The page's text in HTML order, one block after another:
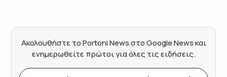
Ακολουθήστε το Portoni News στο Google News και
ενημερωθείτε πρώτοι για όλες τις ειδήσεις.